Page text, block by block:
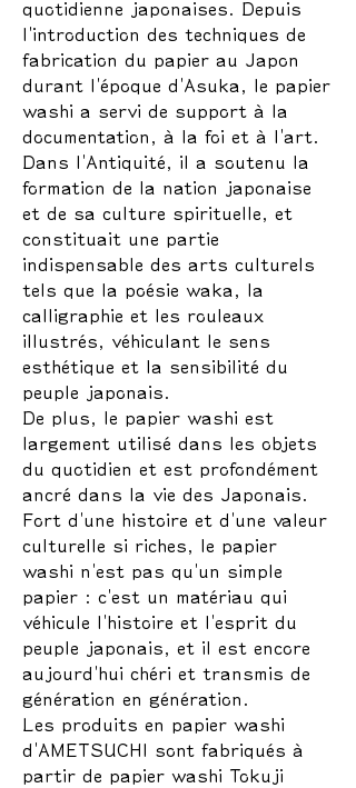
quotidienne japonaises. Depuis
l'introduction des techniques de
fabrication du papier au Japon
durant l'époque d'Asuka, le papier
washi a servi de support à la
documentation, à la foi et à l'art.
Dans l'Antiquité, il a soutenu la
formation de la nation japonaise
et de sa culture spirituelle, et
constituait une partie
indispensable des arts culturels
tels que la poésie waka, la
calligraphie et les rouleaux
illustrés, véhiculant le sens
esthétique et la sensibilité du
peuple japonais.
De plus, le papier washi est
largement utilisé dans les objets
du quotidien et est profondément
ancré dans la vie des Japonais.
Fort d'une histoire et d'une valeur
culturelle si riches, le papier
washi n'est pas qu'un simple
papier : c'est un matériau qui
véhicule l'histoire et l'esprit du
peuple japonais, et il est encore
aujourd'hui chéri et transmis de
génération en génération.
Les produits en papier washi
d'AMETSUCHI sont fabriqués à
partir de papier washi Tokuji